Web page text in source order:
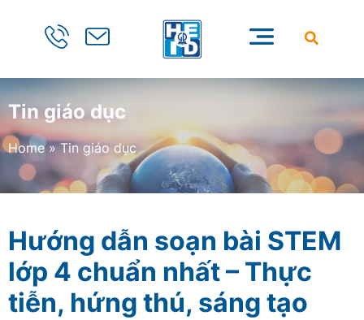
Tin giáo dục
Home»Tin giáo dục
Hướng dẫn soạn bài STEM
lớp 4 chuẩn nhất – Thực
tiễn, hứng thú, sáng tạo